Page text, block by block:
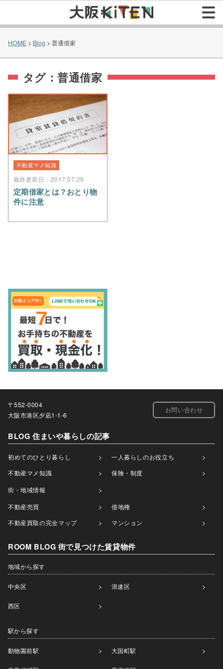
HOME > Blog > 普通借家
タグ：普通借家
不動産マメ知識
最終更新日：2017.07.29
定期借家とは？おとり物
件に注意
〒552-0004
大阪市港区夕凪1-1-6
お問い合わせ
BLOG 住まいや暮らしの記事
初めてのひとり暮らし
一人暮らしのお役立ち
不動産マメ知識
保険・制度
街・地域情報
不動産売買
借地権
不動産買取の完全マップ
マンション
ROOM BLOG 街で見つけた賃貸物件
地域から探す
中央区 浪速区
西区
駅から探す
動物園前駅 大国町駅